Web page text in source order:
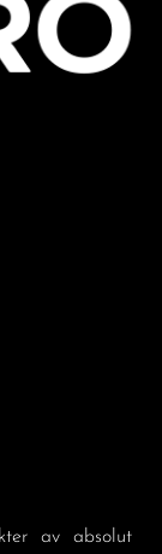
av absolut